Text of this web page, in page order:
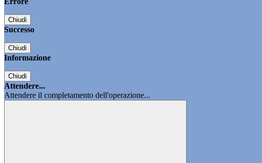
Chiudi
Successo
Chiudi
Informazione
Chiudi
Attendere...
Attendere il completamento dell'operazione...